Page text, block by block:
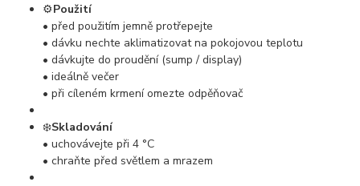
⚙️Použití
• před použitím jemně protřepejte
• dávku nechte aklimatizovat na pokojovou teplotu
• dávkujte do proudění (sump / display)
• ideálně večer
• při cíleném krmení omezte odpěňovač
❄️Skladování
• uchovávejte při 4 °C
• chraňte před světlem a mrazem